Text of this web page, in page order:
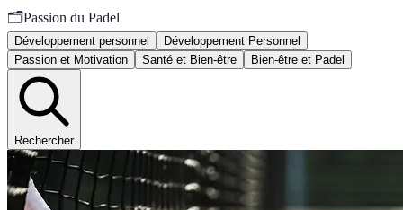
🗂️Passion du Padel
Développement personnel
Développement Personnel
Passion et Motivation
Santé et Bien-être Bien-être et Padel
Rechercher